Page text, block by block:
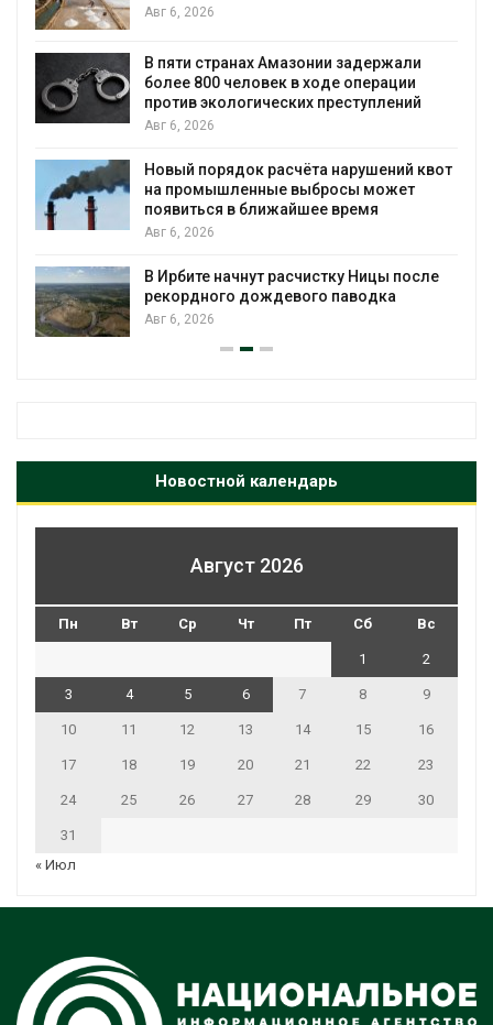
Авг 6, 2026
В пяти странах Амазонии задержали
более 800 человек в ходе операции
против экологических преступлений
Авг 6, 2026
Новый порядок расчёта нарушений квот
на промышленные выбросы может
появиться в ближайшее время
Авг 6, 2026
В Ирбите начнут расчистку Ницы после
рекордного дождевого паводка
Авг 6, 2026
Новостной календарь
Август 2026
Пн Вт Ср Чт Пт Сб Вс
1 2
3 4 5 6 7 8 9
10 11 12 13 14 15 16
17 18 19 20 21 22 23
24 25 26 27 28 29 30
31
« Июл